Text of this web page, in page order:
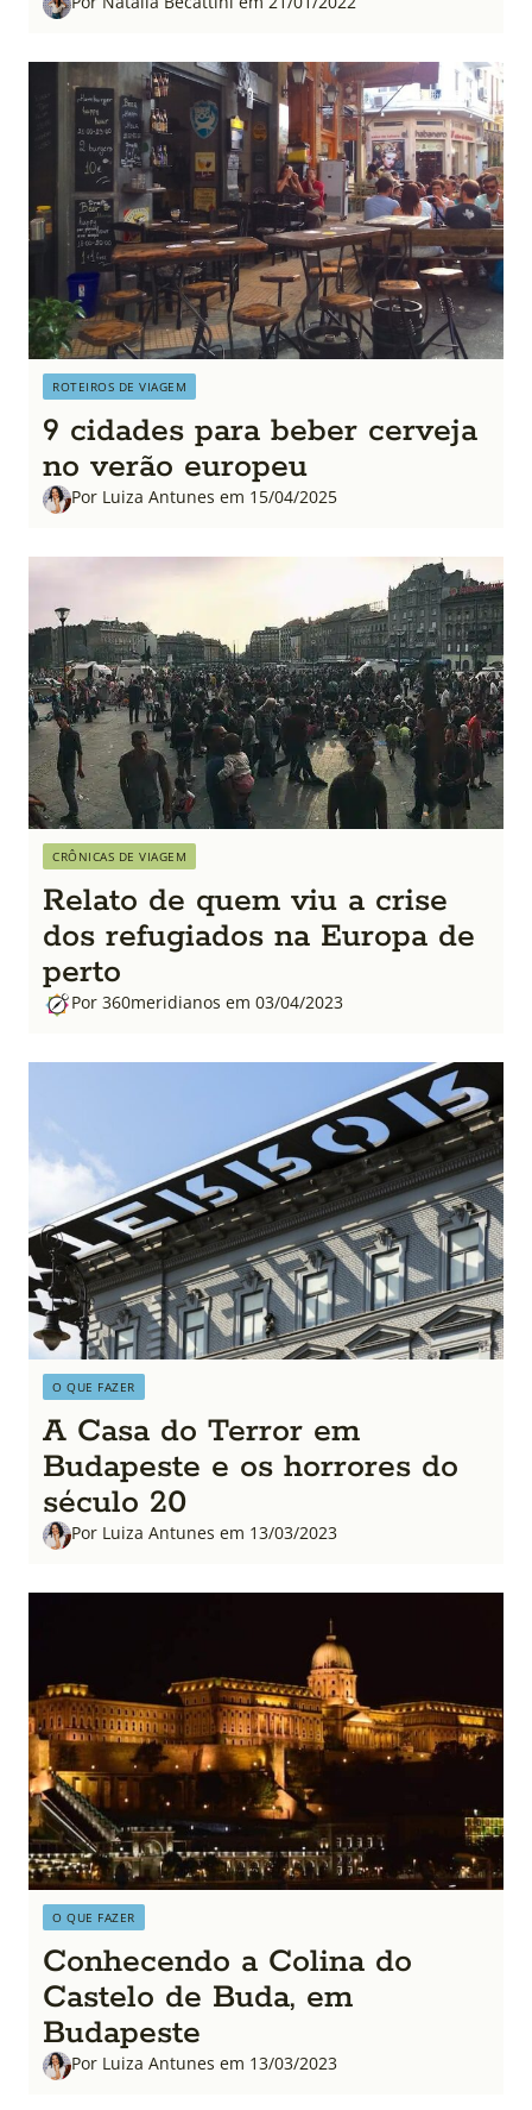
ROTEIROS DE VIAGEM
9 cidades para beber cerveja
no verão europeu
Por Luiza Antunes em 15/04/2025
CRÔNICAS DE VIAGEM
Relato de quem viu a crise
dos refugiados na Europa de
perto
Por 360meridianos em 03/04/2023
O QUE FAZER
A Casa do Terror em
Budapeste e os horrores do
século 20
Por Luiza Antunes em 13/03/2023
O QUE FAZER
Conhecendo a Colina do
Castelo de Buda, em
Budapeste
Por Luiza Antunes em 13/03/2023